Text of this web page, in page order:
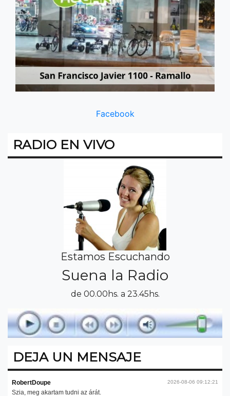
Facebook
RADIO EN VIVO
Estamos Escuchando
Suena la Radio
de 00.00hs. a 23.45hs.
DEJA UN MENSAJE